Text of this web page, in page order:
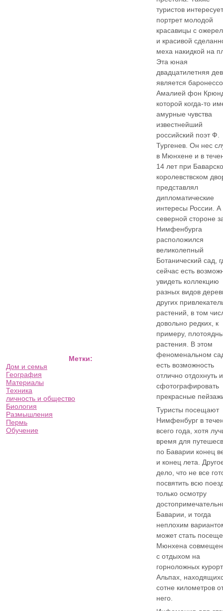
туристов интересует
портрет молодой
красавицы с
и красивой
меха накидкой на
Эта юная
двадцатилетняя
является
Амалией фон
которой когда-то
амурные чувства
известнейший
российский поэт Ф.
Тургенев. Он нес
в Мюнхене и в
14 лет при
королевствском
представлял
дипломатические
интересы России. А
северной стороне
Нимфенбурга
расположился
великолепный
Ботанический сад,
сейчас есть
увидеть коллекцию
разных видов
других
растений, в том
довольно редких, к
примеру,
растения. В этом
феноменальном
есть возможность
отлично отдохнуть и
сфотографировать
прекрасные
Туристы посещают
Нимфенбург в
всего года, хотя
время для
по Баварии конец
и конец лета.
дело, что не все
посвятить всю
только осмотру
Баварии, и тогда
неплохим
может стать
Мюнхена
с отдыхом на
горноложных
Альпах,
сотне километров
него.
Метки:
Дом и семья
География
Материалы
Техника
личность и общество
Биология
Размышления
Пермь
Обучение